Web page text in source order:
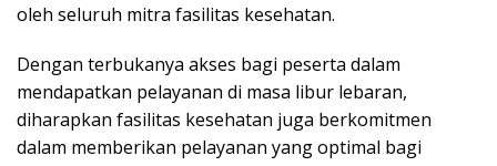
oleh seluruh mitra fasilitas kesehatan.
Dengan terbukanya akses bagi peserta dalam
mendapatkan pelayanan di masa libur lebaran,
diharapkan fasilitas kesehatan juga berkomitmen
dalam memberikan pelayanan yang optimal bagi